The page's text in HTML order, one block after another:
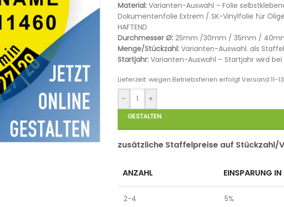
Material:Varianten-Auswahl – Folie
Dokumentenfolie Extrem / SK-Vinylfolie für
HAFTEND
Durchmesser Ø:25mm /30mm / 35mm /
Menge/Stückzahl:Varianten-Auswahl. als
Startjahr:Varianten-Auswahl – Startjahr wird
Lieferzeit: wegen Betriebsferien erfolgt Versand 11-
- +
GESTALTEN
zusätzliche Staffelpreise auf Stückzahl/
ANZAHL EINSPARUNG IN
2-4 5%